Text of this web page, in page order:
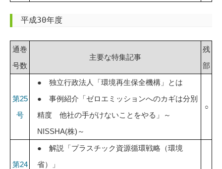
平成30年度
通巻
号数
主要な特集記事
残
部
第25
号
● 独立行政法人「環境再生保全機構」とは
● 事例紹介「ゼロエミッションへのカギは分別
精度 他社の手がけないことをやる」～
NISSHA(株)～
○
第24
● 解説「プラスチック資源循環戦略（環境
省）」